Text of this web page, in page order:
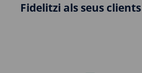
Fidelitzi als seus clients